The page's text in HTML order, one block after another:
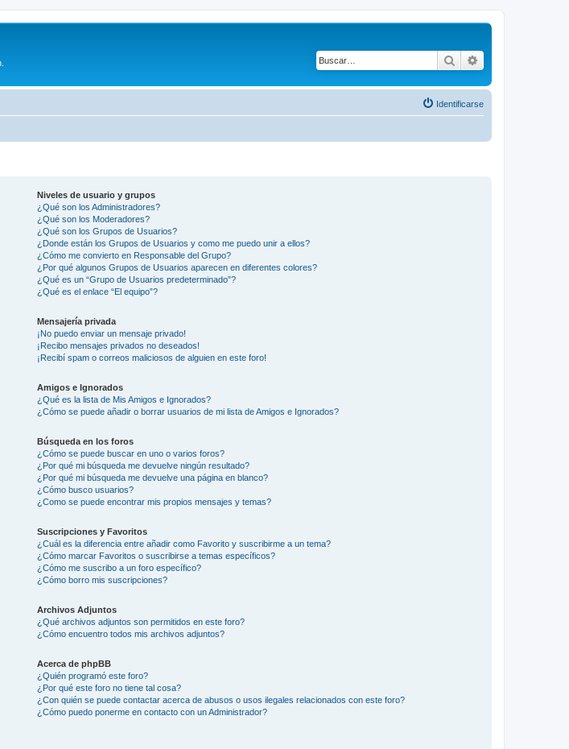
Buscar
Identificarse
Niveles de usuario y grupos
¿Qué son los Administradores?
¿Qué son los Moderadores?
¿Qué son los Grupos de Usuarios?
¿Donde están los Grupos de Usuarios y como me puedo unir a ellos?
¿Cómo me convierto en Responsable del Grupo?
¿Por qué algunos Grupos de Usuarios aparecen en diferentes colores?
¿Qué es un “Grupo de Usuarios predeterminado”?
¿Qué es el enlace “El equipo”?
Mensajería privada
¡No puedo enviar un mensaje privado!
¡Recibo mensajes privados no deseados!
¡Recibí spam o correos maliciosos de alguien en este foro!
Amigos e Ignorados
¿Qué es la lista de Mis Amigos e Ignorados?
¿Cómo se puede añadir o borrar usuarios de mi lista de Amigos e Ignorados?
Búsqueda en los foros
¿Cómo se puede buscar en uno o varios foros?
¿Por qué mi búsqueda me devuelve ningún resultado?
¿Por qué mi búsqueda me devuelve una página en blanco?
¿Cómo busco usuarios?
¿Como se puede encontrar mis propios mensajes y temas?
Suscripciones y Favoritos
¿Cuál es la diferencia entre añadir como Favorito y suscribirme a un tema?
¿Cómo marcar Favoritos o suscribirse a temas específicos?
¿Cómo me suscribo a un foro específico?
¿Cómo borro mis suscripciones?
Archivos Adjuntos
¿Qué archivos adjuntos son permitidos en este foro?
¿Cómo encuentro todos mis archivos adjuntos?
Acerca de phpBB
¿Quién programó este foro?
¿Por qué este foro no tiene tal cosa?
¿Con quién se puede contactar acerca de abusos o usos ilegales relacionados con este foro?
¿Cómo puedo ponerme en contacto con un Administrador?